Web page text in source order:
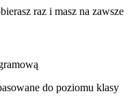
raz i masz na zawsze
do poziomu klasy